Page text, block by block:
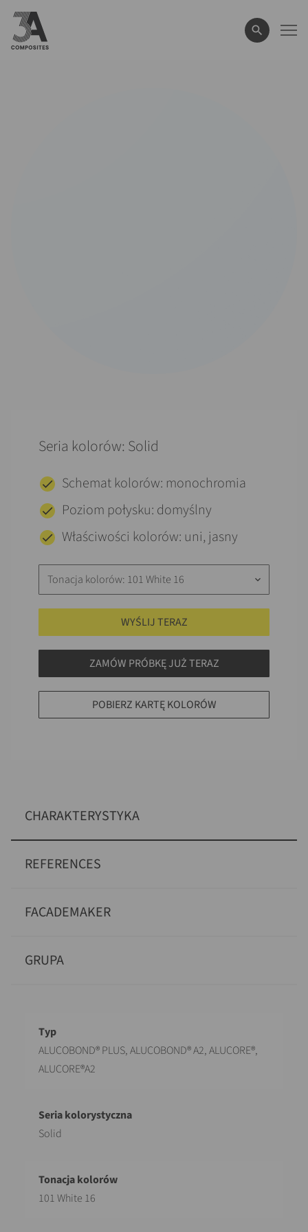
wyszukiwane
hasło
Seria kolorów: Solid
Schemat kolorów: monochromia
Poziom połysku: domyślny
Właściwości kolorów: uni, jasny
Tonacja kolorów: 101 White 16 keyboard_arrow_down
WYŚLIJ TERAZ
ZAMÓW PRÓBKĘ JUŻ TERAZ
POBIERZ KARTĘ KOLORÓW
CHARAKTERYSTYKA
REFERENCES
FACADEMAKER
GRUPA
Opis
ALUCOBOND® PLUS, ALUCOBOND® A2, ALUCORE®,
ALUCORE®A2
Solid
101 White 16